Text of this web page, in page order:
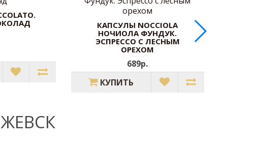
КАПСУЛЫ NOCCIOLA
НОЧИОЛА ФУНДУК.
ЭСПРЕССО С ЛЕСНЫМ
ОРЕХОМ
689р.
КУПИТЬ